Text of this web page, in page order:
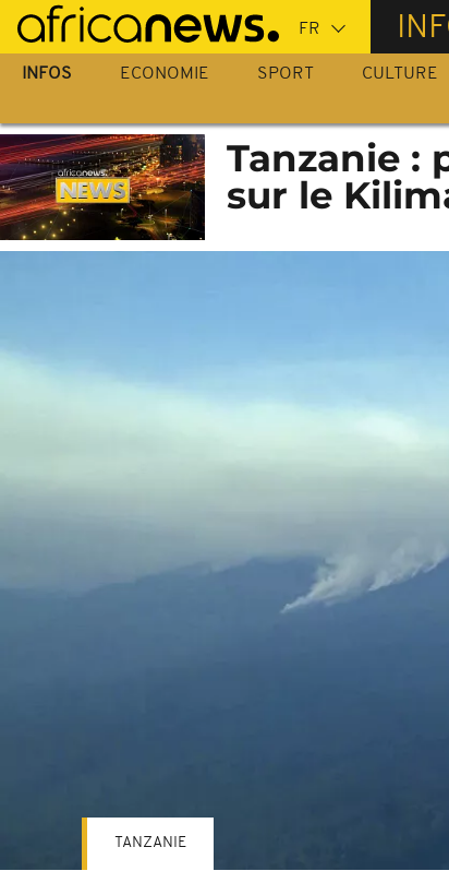
Passer
au
contenu
INFOS ECONOMIE SPORT CULTURE
Tanzanie :
sur le
TANZANIE